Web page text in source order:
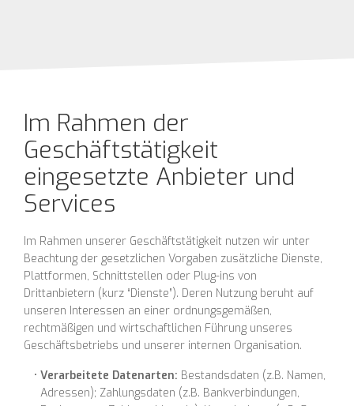
Im Rahmen der
Geschäftstätigkeit
eingesetzte Anbieter und
Services
Im Rahmen unserer Geschäftstätigkeit nutzen wir unter
Beachtung der gesetzlichen Vorgaben zusätzliche Dienste,
Plattformen, Schnittstellen oder Plug-ins von
Drittanbietern (kurz “Dienste”). Deren Nutzung beruht auf
unseren Interessen an einer ordnungsgemäßen,
rechtmäßigen und wirtschaftlichen Führung unseres
Geschäftsbetriebs und unserer internen Organisation.
Verarbeitete Datenarten: Bestandsdaten (z.B. Namen,
Adressen); Zahlungsdaten (z.B. Bankverbindungen,